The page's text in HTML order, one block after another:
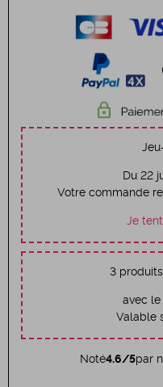
Du 22
Votre commande
Je
3
avec
Valable
Noté4.6/5par